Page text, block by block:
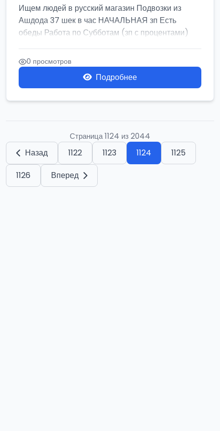
Ищем людей в русский магазин Подвозки из
Ашдода 37 шек в час НАЧАЛЬНАЯ зп Есть
обеды Работа по Субботам (зп с процентами)
0 просмотров
Подробнее
Страница 1124 из 2044
Назад 1122 1123 1124
1125
1126
Вперед